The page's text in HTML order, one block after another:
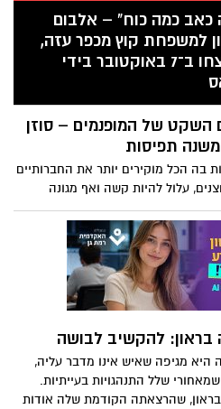
כאב כמה כוח" – אלבום
למשפחת קוץ מכפר עזה,
שנרצחו ב־7 באוקטובר בידי
המדינה כולה רעדה, גם ליבו של
המוזיקאי אשר לוי נשבר. ב-7 באוקטובר
אחותו ליבנת קוץ, בעלה אביב ושלושת
– רותם, יונתן ויפתח – בביתם שבכפר
מהטרגדיות הקשות של מתקפת
בוחר אשר לוי – מוזיקאי ותיק ובעל
"ביט" – להוציא אל העולם את
מתוך שבר: אלבום חדש בשם "כמה
כוח", הכולל עשרה שירים שנכתבו
לזכרם של בני משפחת קוץ.
השקט של המופנמים – סוזן
משנה תפיסות
בה הכל מוקירים יותר את החברותיים
עלול להיות קשה ואף מגונה
מופנם. אבל, כפי שטוענת סוזן קיין
מלאת הלהט, המופנמים מביאים
כישרונות ויכולות יוצאי-דופן, ויש
ולשבחם.
בראון: להקשיב לבושה
היא מגיפה שאיש אינו מדבר עליה,
שלל התנהגויות בעייתיות.
שהרצאתה הקודמת שלה אודות